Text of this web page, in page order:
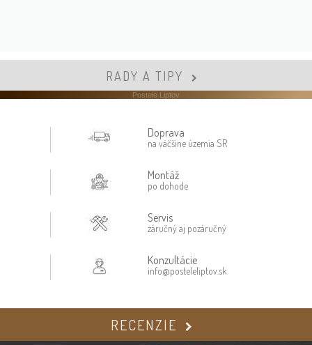
RADY A TIPY
Postele Liptov
Doprava
na väčšine územia SR
Montáž
po dohode
Servis
záručný aj pozáručný
Konzultácie
info@posteleliptov.sk
RECENZIE